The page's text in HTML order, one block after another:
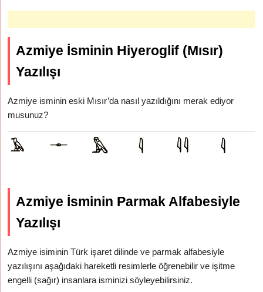
Azmiye İsminin Hiyeroglif (Mısır)
Yazılışı
Azmiye isminin eski Mısır’da nasıl yazıldığını merak ediyor
musunuz?
Azmiye İsminin Parmak Alfabesiyle
Yazılışı
Azmiye isiminin Türk işaret dilinde ve parmak alfabesiyle
yazılışını aşağıdaki hareketli resimlerle öğrenebilir ve işitme
engelli (sağır) insanlara isminizi söyleyebilirsiniz.